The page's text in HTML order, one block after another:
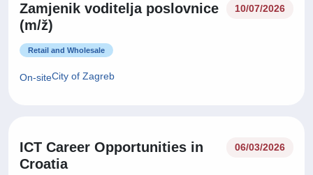
Zamjenik voditelja poslovnice
(m/ž)
10/07/2026
Retail and Wholesale
On-siteCity of Zagreb
ICT Career Opportunities in
Croatia
06/03/2026